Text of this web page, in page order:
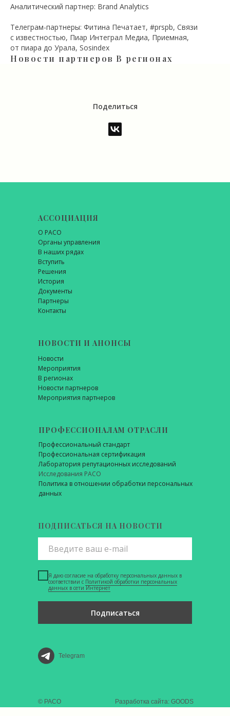
Аналитический партнер: Brand Analytics
Телеграм-партнеры: Фитина Печатает, #prspb, Связи
с известностью, Пиар Интеграл Медиа, Приемная,
от пиара до Урала, Sosindex
Новости партнеров В регионах
Поделиться
АССОЦИАЦИЯ
О РАСО
Органы управления
В наших рядах
Вступить
Решения
История
Документы
Партнеры
Контакты
НОВОСТИ И АНОНСЫ
Новости
Мероприятия
В регионах
Новости партнеров
Мероприятия партнеров
ПРОФЕССИОНАЛАМ ОТРАСЛИ
Профессиональный стандарт
Профессиональная сертификация
Лаборатория репутационных исследований
Исследования РАСО
Политика в отношении обработки персональных
данных
© РАСО
Я даю согласие на обработку персональных данных в
соответствии с Политикой обработки персональных
данных в сети Интернет
Подписаться
Telegram
Разработка сайта: GOODS
ПОДПИСАТЬСЯ НА НОВОСТИ